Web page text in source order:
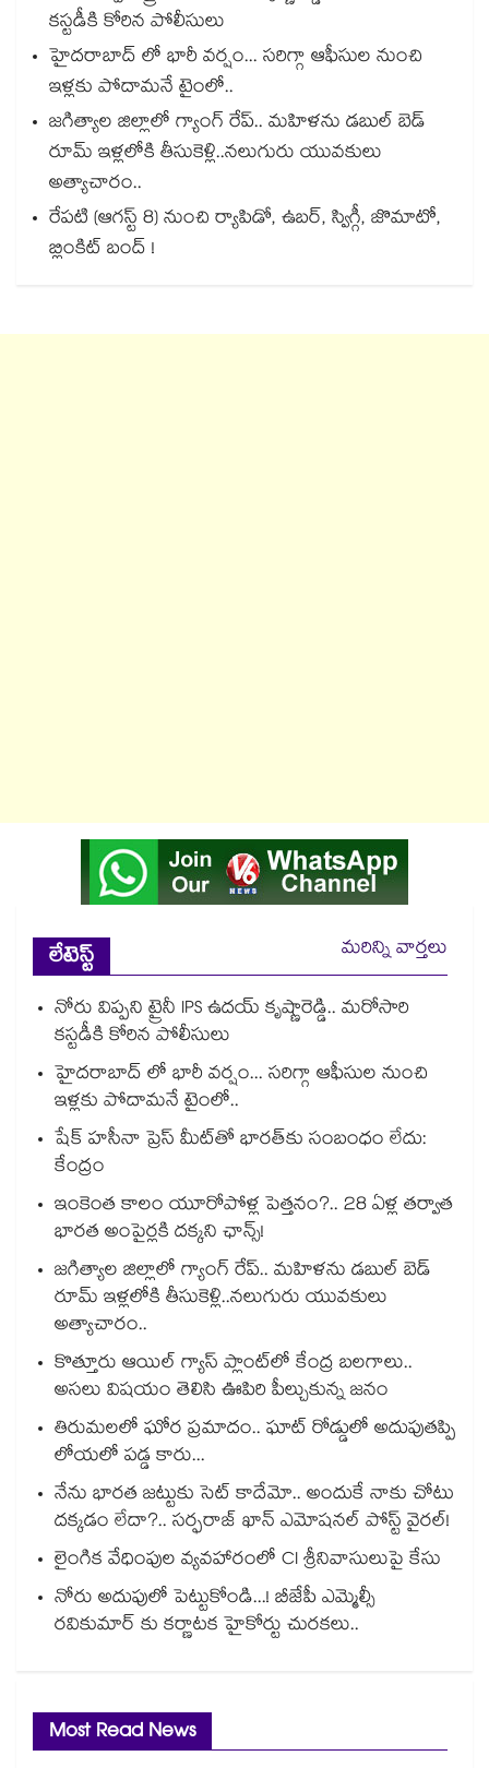
కస్టడీకి కోరిన పోలీసులు
హైదరాబాద్ లో భారీ వర్షం... సరిగ్గా ఆఫీసుల నుంచి
ఇళ్లకు పోదామనే టైంలో..
జగిత్యాల జిల్లాలో గ్యాంగ్ రేప్.. మహిళను డబుల్ బెడ్
రూమ్ ఇళ్లలోకి తీసుకెళ్లి..నలుగురు యువకులు
అత్యాచారం..
రేపటి (ఆగస్ట్ 8) నుంచి ర్యాపిడో, ఉబర్, స్విగ్గీ, జొమాటో,
బ్లింకిట్ బంద్ !
లేటెస్ట్
మరిన్ని వార్తలు
నోరు విప్పని ట్రైనీ IPS ఉదయ్ కృష్ణారెడ్డి.. మరోసారి
కస్టడీకి కోరిన పోలీసులు
హైదరాబాద్ లో భారీ వర్షం... సరిగ్గా ఆఫీసుల నుంచి
ఇళ్లకు పోదామనే టైంలో..
షేక్ హసీనా ప్రెస్ మీట్‎తో భారత్‎కు సంబంధం లేదు:
కేంద్రం
ఇంకెంత కాలం యూరోపోళ్ల పెత్తనం?.. 28 ఏళ్ల తర్వాత
భారత అంపైర్లకి దక్కని ఛాన్స్!
జగిత్యాల జిల్లాలో గ్యాంగ్ రేప్.. మహిళను డబుల్ బెడ్
రూమ్ ఇళ్లలోకి తీసుకెళ్లి..నలుగురు యువకులు
అత్యాచారం..
కొత్తూరు ఆయిల్ గ్యాస్⁪ ప్లాంట్⁫లో కేంద్ర బలగాలు..
అసలు విషయం తెలిసి ఊపిరి పీల్చుకున్న జనం
తిరుమలలో ఘోర ప్రమాదం.. ఘాట్ రోడ్డులో అదుపుతప్పి
లోయలో పడ్డ కారు...
నేను భారత జట్టుకు సెట్ కాదేమో.. అందుకే నాకు చోటు
దక్కడం లేదా?.. సర్ఫరాజ్ ఖాన్ ఎమోషనల్ పోస్ట్ వైరల్!
లైంగిక వేధింపుల వ్యవహారంలో CI శ్రీనివాసులుపై కేసు
నోరు అదుపులో పెట్టుకోండి...! బీజేపీ ఎమ్మెల్సీ
రవికుమార్ కు కర్ణాటక హైకోర్టు చురకలు..
Most Read News